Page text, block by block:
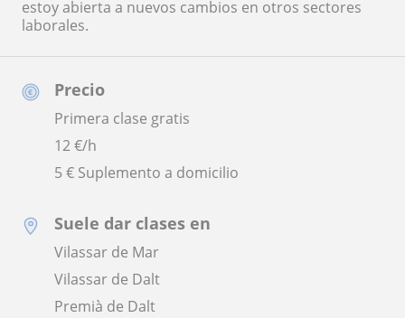
Precio
Primera clase gratis
12€/h
5 € Suplemento a domicilio
Suele dar clases en
Vilassar de Mar
Vilassar de Dalt
Premià de Dalt
estoy abierta a nuevos cambios en otros sectores
laborales.